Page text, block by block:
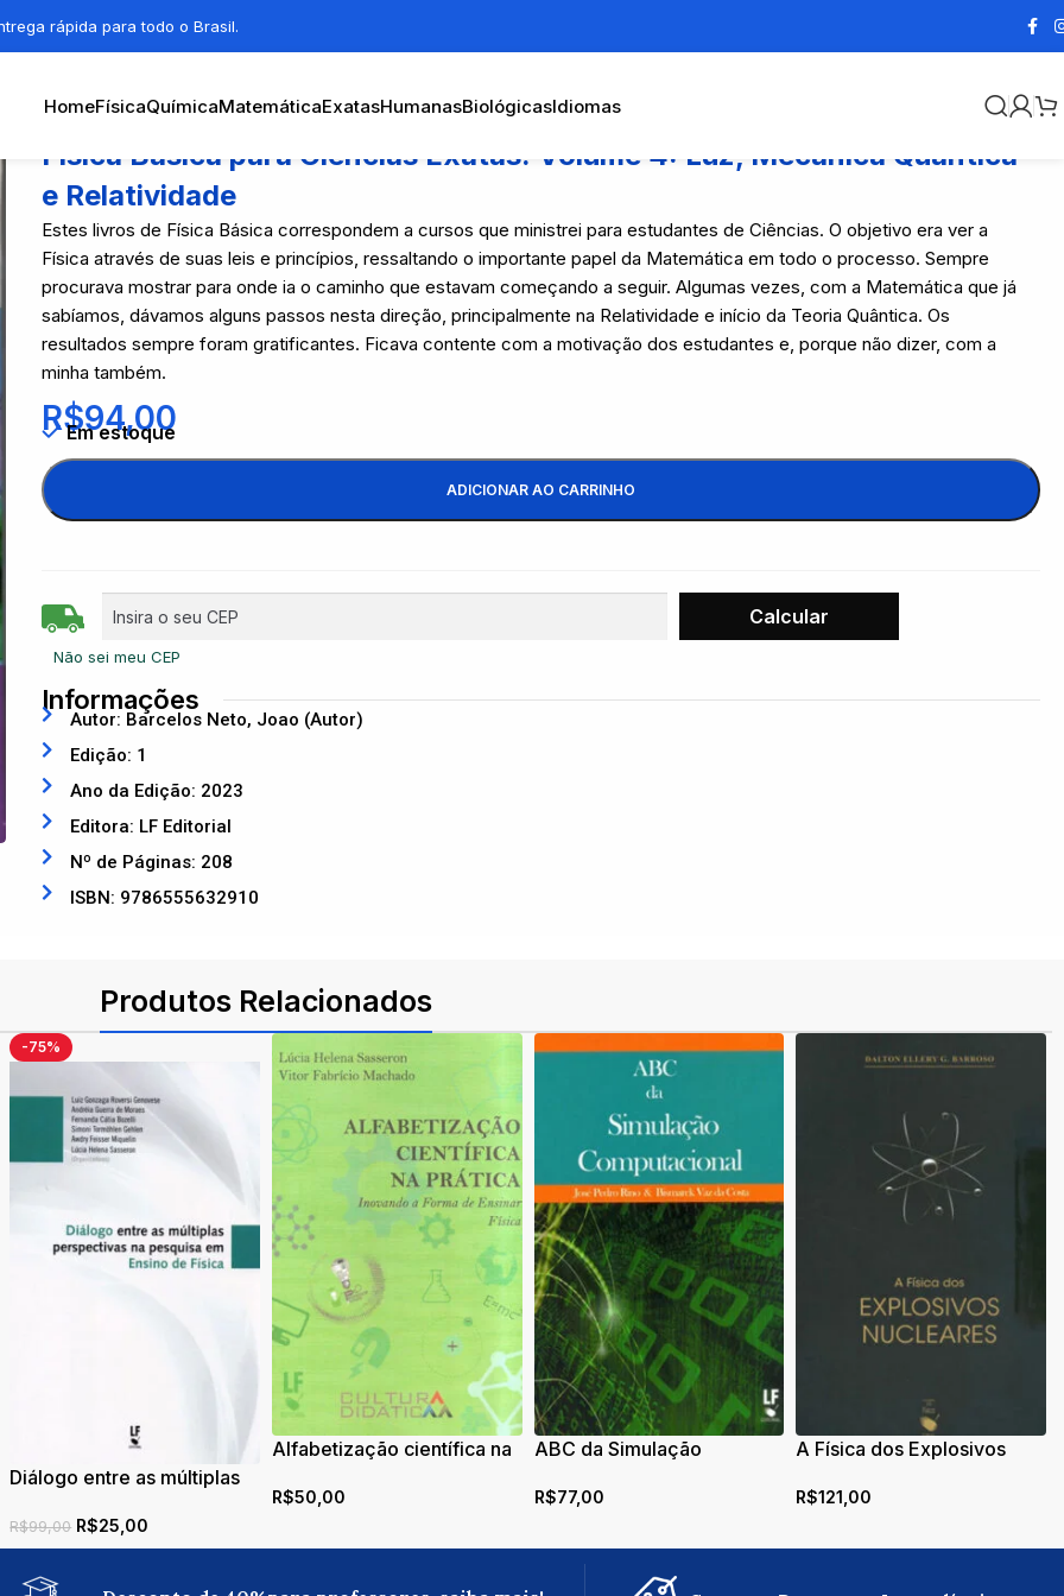
rápida para todo o Brasil.
HomeFísicaQuímicaMatemáticaExatasHumanasBiológicasIdiomas
Física Basica para Ciências Exatas: Volume 4: Luz, Mecânica Quântica
e Relatividade
Estes livros de Física Básica correspondem a cursos que ministrei para estudantes de Ciências. O objetivo era ver a
Física através de suas leis e princípios, ressaltando o importante papel da Matemática em todo o processo. Sempre
procurava mostrar para onde ia o caminho que estavam começando a seguir. Algumas vezes, com a Matemática que já
sabíamos, dávamos alguns passos nesta direção, principalmente na Relatividade e início da Teoria Quântica. Os
resultados sempre foram gratificantes. Ficava contente com a motivação dos estudantes e, porque não dizer, com a
minha também.
R$94,00
Em estoque
ADICIONAR AO CARRINHO
Não sei meu CEP
Informações
Autor: Barcelos Neto, Joao (Autor)
Edição: 1
Ano da Edição: 2023
Editora: LF Editorial
Nº de Páginas: 208
ISBN: 9786555632910
Produtos Relacionados
-75%
Diálogo entre as múltiplas
em Ensino de Física
R$99,00 R$25,00
Alfabetização científica na
de ensinar física
R$50,00
ABC da Simulação
R$77,00
A Física dos Explosivos
R$121,00